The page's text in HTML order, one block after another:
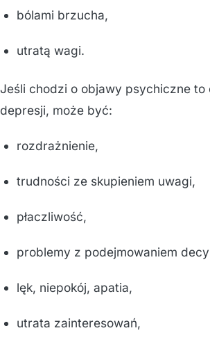
bólami brzucha,
utratą wagi.
Jeśli chodzi o objawy psychiczne to
depresji, może być:
rozdrażnienie,
trudności ze skupieniem uwagi,
płaczliwość,
problemy z podejmowaniem
lęk, niepokój, apatia,
utrata zainteresowań,